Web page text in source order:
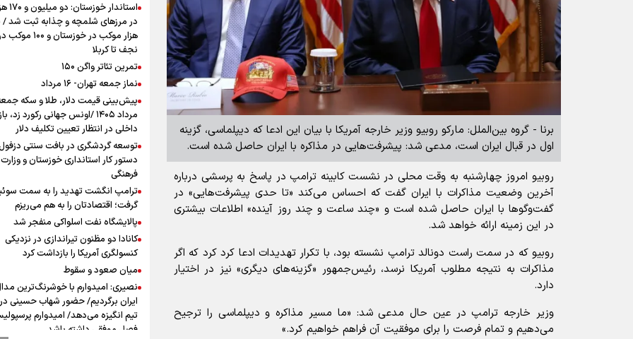
برنا - گروه بین‌الملل: مارکو روبیو وزیر خارجه آمریکا با بیان این ادعا که دیپلماسی، گزینه
اول در قبال ایران است، مدعی شد: پیشرفت‌هایی در مذاکره با ایران حاصل شده است.
روبیو امروز چهارشنبه به وقت محلی در نشست کابینه ترامپ در پاسخ به پرسشی درباره
آخرین وضعیت مذاکرات با ایران گفت که احساس می‌کند «تا حدی پیشرفت‌هایی» در
گفت‌و‌گو‌ها با ایران حاصل شده است و «چند ساعت و چند روز آینده» اطلاعات بیشتری
در این زمینه ارائه خواهد شد.
روبیو که در سمت راست دونالد ترامپ نشسته بود، با تکرار تهدیدات ادعا کرد کرد که اگر
مذاکرات به نتیجه مطلوب آمریکا نرسد، رئیس‌جمهور «گزینه‌های دیگری» نیز در اختیار
دارد.
وزیر خارجه ترامپ در عین حال مدعی شد: «ما مسیر مذاکره و دیپلماسی را ترجیح
می‌دهیم و تمام فرصت را برای موفقیت آن فراهم خواهیم کرد.»
در مرزهای شلمچه و چذابه ثبت شد /
هزار موکب در
نجف تا کربلا
تمرین تئاتر واگن ۱۵۰
نماز جمعه تهران- ۱۶ مرداد
مرداد ۱۴۰۵ /اونس جهانی رکورد زد،
داخلی در انتظار تعیین تکلیف دلار
توسعه گردشگری در بافت سنتی
دستور کار استانداری خوزستان و
فرهنگی
ترامپ انگشت تهدید را به سمت
گرفت؛ اقتصادتان را به هم می‌ریزم
پالایشگاه نفت اسلواکی منفجر شد
کانادا دو مظنون تیراندازی در نزدیکی
کنسولگری آمریکا را بازداشت کرد
میان صعود و سقوط
نصیری: امیدوارم با خوشرنگ‌ترین
ایران برگردیم/ حضور شهاب حسینی در
تیم انگیزه می‌دهد/ امیدوارم
فصل موفقی داشته باشد